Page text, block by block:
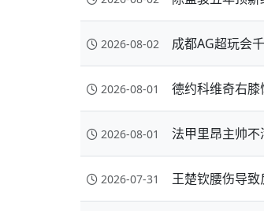
2026-08-02 成都AG超玩会
2026-08-01 德约科维奇右膝
2026-08-01 法甲里昂主帅
2026-07-31 王楚钦腰伤导致